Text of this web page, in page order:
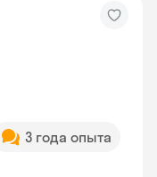
3 года опыта